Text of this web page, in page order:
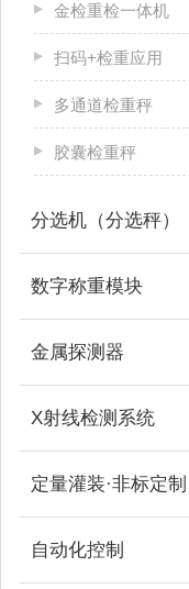
金检重检一体机
扫码+检重应用
多通道检重秤
胶囊检重秤
分选机（分选秤）
数字称重模块
金属探测器
X射线检测系统
定量灌装·非标定制
自动化控制